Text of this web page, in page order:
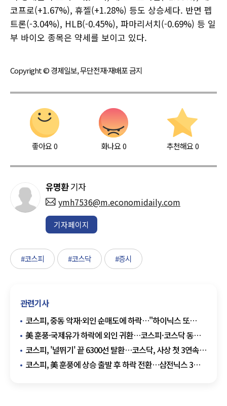
코프로(+1.67%), 휴젤(+1.28%) 등도 상승세다. 반면 펩
트론(-3.04%), HLB(-0.45%), 파마리서치(-0.69%) 등 일
부 바이오 종목은 약세를 보이고 있다.
Copyright © 경제일보, 무단전재·재배포 금지
좋아요0 화나요0 추천해요 0
유명환기자
ymh7536@m.economidaily.com
기자페이지
#코스피 #코스닥 #증시
관련기사
코스피, 중동 악재·외인 순매도에 하락…"하이닉스 또
급락"
美 훈풍·국제유가 하락에 외인 귀환…코스피·코스닥 동반
상승
코스피, '널뛰기' 끝 6300선 탈환…코스닥, 사상 첫 3연속
매수 사이드카
코스피, 美 훈풍에 상승 출발 후 하락 전환…삼전닉스 3%